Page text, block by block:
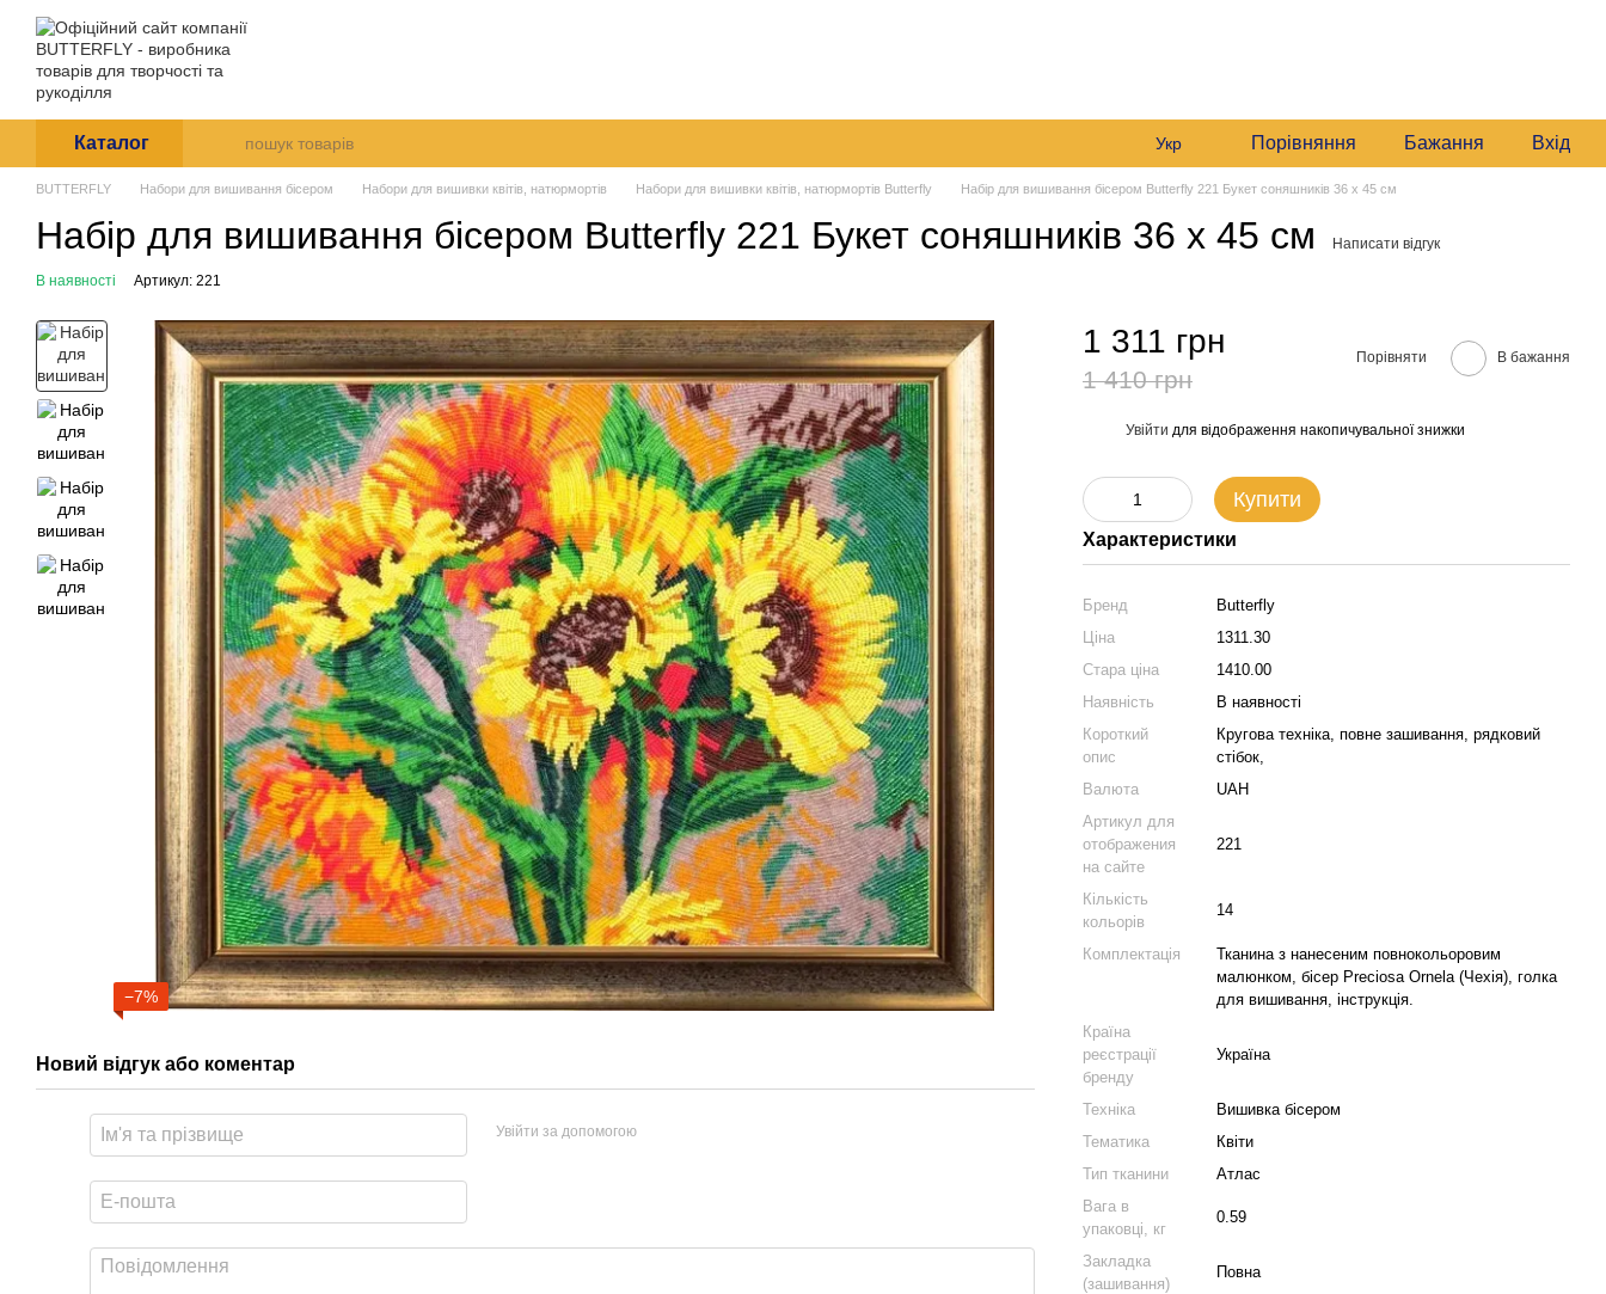
Перейти до основного контенту
Каталог Укр Порівняння Бажання Вхід
BUTTERFLY Набори для вишивання бісером Набори для вишивки квітів, натюрмортів Набори для вишивки квітів, натюрмортів Butterfly Набір для вишивання бісером Butterfly 221 Букет соняшників 36 х 45 см
Набір для вишивання бісером Butterfly 221 Букет соняшників 36 х 45 см Написати відгук
В наявності Артикул: 221
−7%
Новий відгук або коментар
Увійти за допомогою
1 311 грн
1 410 грн
Порівняти В бажання
Увійти для відображення накопичувальної знижки
Купити
Характеристики
Бренд
Butterfly
Ціна
1311.30
Стара ціна
1410.00
Наявність
В наявності
Короткий
опис
Кругова техніка, повне зашивання, рядковий
стібок,
Валюта
UAH
Артикул для
отображения
на сайте
221
Кількість
кольорів
14
Комплектація
Тканина з нанесеним повнокольоровим
малюнком, бісер Preciosa Ornela (Чехія), голка
для вишивання, інструкція.
Країна
реєстрації
бренду
Україна
Техніка
Вишивка бісером
Тематика
Квіти
Тип тканини
Атлас
Вага в
упаковці, кг
0.59
Закладка
(зашивання)
Повна